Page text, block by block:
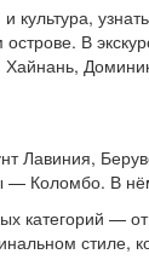
В
Хайнань,
Лавиния,
— Коломбо. В
категорий —
стиле,